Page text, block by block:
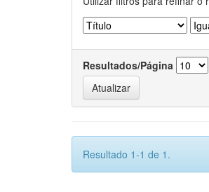
Resultados/Página
Resultado 1-1 de 1.